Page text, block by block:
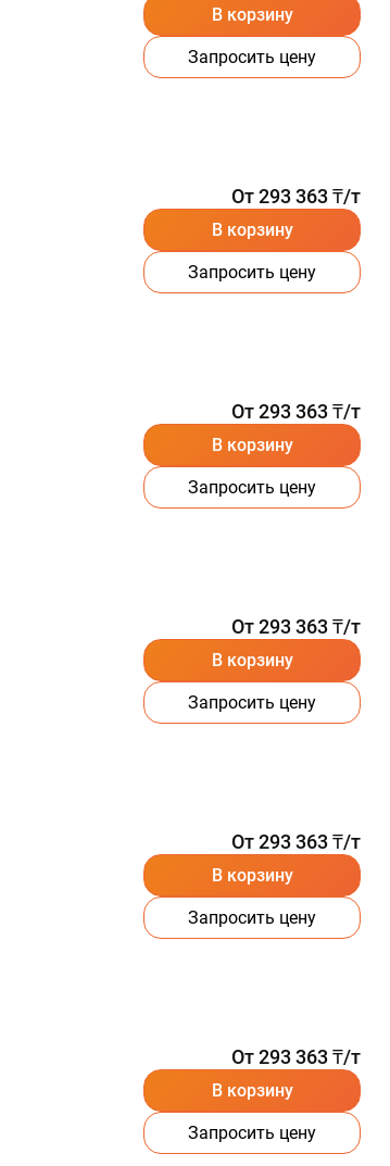
В корзину
Запросить цену
От 293 363 ₸/т
В корзину
Запросить цену
От 293 363 ₸/т
В корзину
Запросить цену
От 293 363 ₸/т
В корзину
Запросить цену
От 293 363 ₸/т
В корзину
Запросить цену
От 293 363 ₸/т
В корзину
Запросить цену